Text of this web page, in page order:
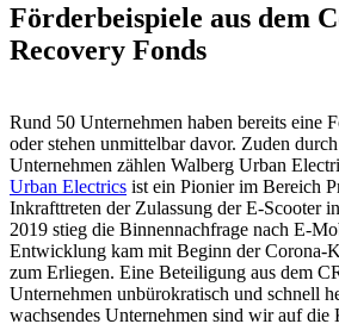
Förderbeispiele aus dem
Recovery Fonds
Rund 50 Unternehmen haben bereits eine
oder stehen unmittelbar davor. Zuden
Unternehmen zählen Walberg Urban
Urban Electrics ist ein Pionier im Bereich
Inkrafttreten der Zulassung der E-Scooter
2019 stieg die Binnennachfrage nach E-
Entwicklung kam mit Beginn der Corona-
zum Erliegen. Eine Beteiligung aus dem
Unternehmen unbürokratisch und schnell
wachsendes Unternehmen sind wir auf